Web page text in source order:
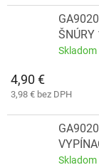
ŠNÚRY
Skladom
4,90 €
3,98 € bez DPH
Skladom